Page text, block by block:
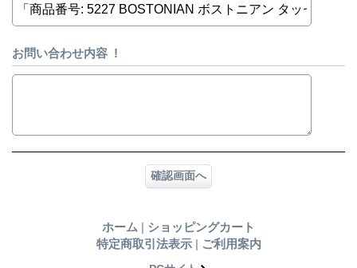
お問い合わせ内容 !
ホーム | ショッピングカート
特定商取引法表示 | ご利用案内